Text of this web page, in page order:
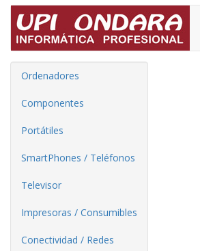
Ordenadores
Componentes
Portátiles
SmartPhones / Teléfonos
Televisor
Impresoras / Consumibles
Conectividad / Redes